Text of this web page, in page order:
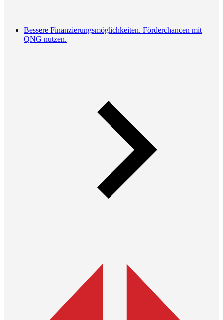
Bessere Finanzierungsmöglichkeiten. Förderchancen mit
QNG nutzen.